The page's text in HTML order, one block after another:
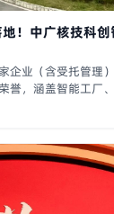
！中广核技科
企业（含受托管理
誉，涵盖智能工厂
等多个领域，集中